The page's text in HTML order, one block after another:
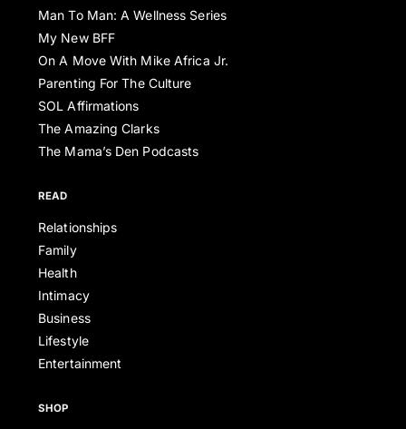
Man To Man: A Wellness Series
My New BFF
On A Move With Mike Africa Jr.
Parenting For The Culture
SOL Affirmations
The Amazing Clarks
The Mama’s Den Podcasts
READ
Relationships
Family
Health
Intimacy
Business
Lifestyle
Entertainment
SHOP